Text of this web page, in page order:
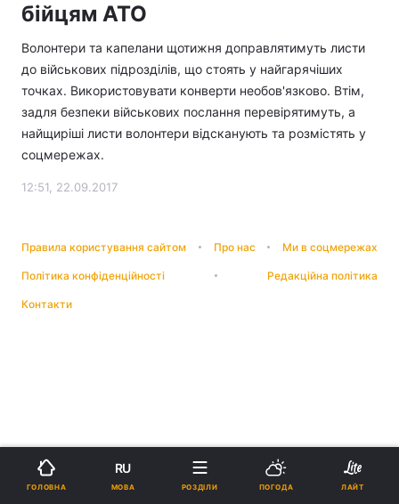
бійцям АТО
Волонтери та капелани щотижня доправлятимуть листи
до військових підрозділів, що стоять у найгарячіших
точках. Використовувати конверти необов'язково. Втім,
задля безпеки військових послання перевірятимуть, а
найщиріші листи волонтери відсканують та розмістять у
соцмережах.
12:51, 22.09.2017
Правила користування сайтом Про нас Ми в соцмережах
Політика конфіденційності Редакційна політика
Контакти
ГОЛОВНА
RU
МОВА РОЗДІЛИ ПОГОДА ЛАЙТ